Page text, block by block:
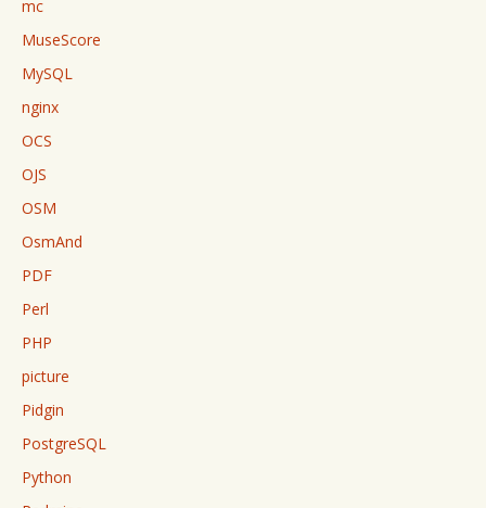
mc
MuseScore
MySQL
nginx
OCS
OJS
OSM
OsmAnd
PDF
Perl
PHP
picture
Pidgin
PostgreSQL
Python